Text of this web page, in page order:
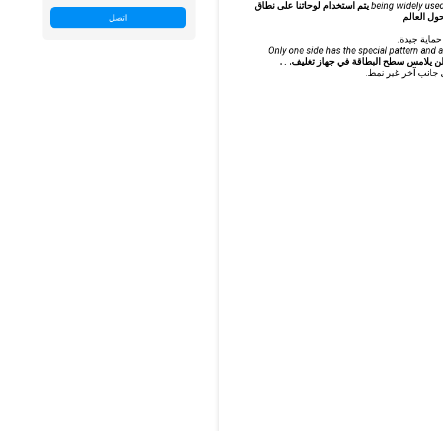
اتصل
being widely يتم استخدام لوحاتنا على نطاق
العالم
2. Only one side has the special pattern
.
.